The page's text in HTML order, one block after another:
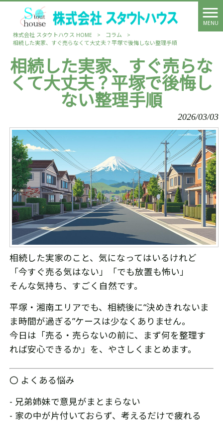
MENU
株式会社 スタウトハウス HOME
> コラム
>
相続した実家、すぐ売らなくて大丈夫？平塚で後悔しない整理手順
相続した実家、すぐ売らな
くて大丈夫？平塚で後悔し
ない整理手順
2026/03/03
相続した実家のこと、気になってはいるけれど
「今すぐ売る気はない」「でも放置も怖い」
そんな気持ち、すごく自然です。
平塚・湘南エリアでも、相続後に“決めきれないま
ま時間が過ぎる”ケースは少なくありません。
今日は「売る・売らないの前に、まず何を整理す
れば安心できるか」を、やさしくまとめます。
〇 よくある悩み
- 兄弟姉妹で意見がまとまらない
- 家の中が片付いておらず、考えるだけで疲れる